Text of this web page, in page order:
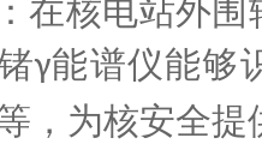
在核电站外
γ能谱仪能够
，为核安全提